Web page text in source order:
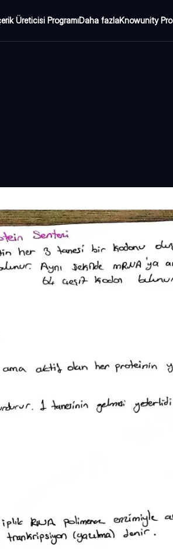
Üreticisi ProgramıDaha fazlaKnowunity Pro